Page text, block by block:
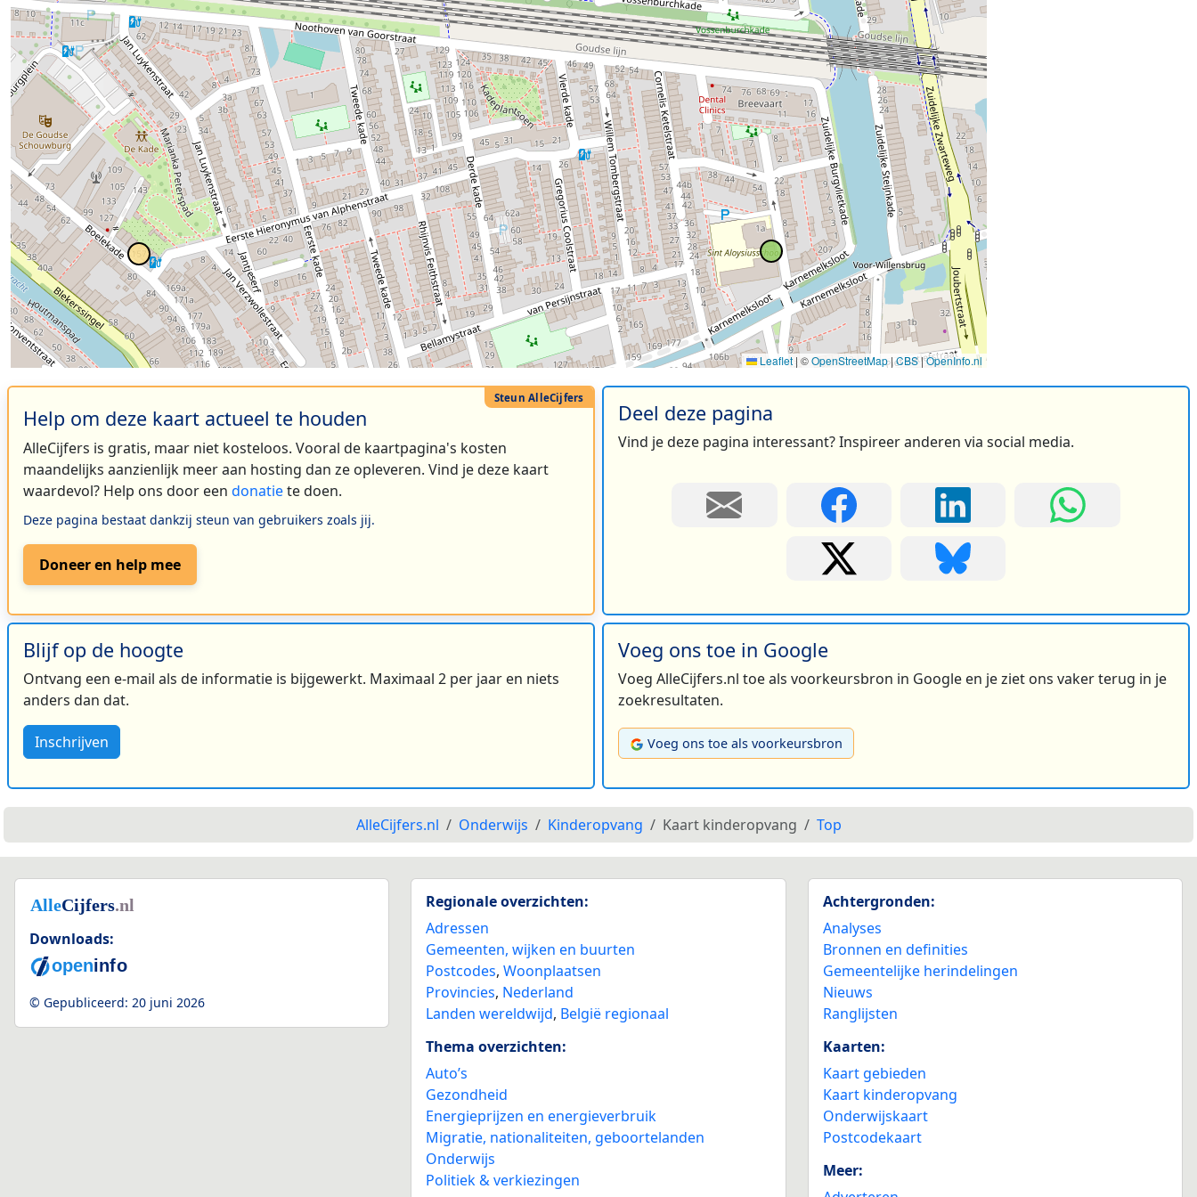
Leaflet | ©OpenStreetMap|CBS|OpenInfo.nl
Help om deze kaart actueel te houden
AlleCijfers is gratis, maar niet kosteloos. Vooral de kaartpagina's kosten
maandelijks aanzienlijk meer aan hosting dan ze opleveren. Vind je deze kaart
waardevol? Help ons door een donatiete doen.
Deze pagina bestaat dankzij steun van gebruikers zoals jij.
Doneer en help mee
Deel deze pagina
Vind je deze pagina interessant? Inspireer anderen via social media.
Blijf op de hoogte
Ontvang een e-mail als de informatie is bijgewerkt. Maximaal 2 per jaar en niets
anders dan dat.
Inschrijven
Voeg ons toe in Google
Voeg AlleCijfers.nl toe als voorkeursbron in Google en je ziet ons vaker terug in je
zoekresultaten.
Voeg ons toe als voorkeursbron
AlleCijfers.nl Onderwijs Kinderopvang Kaart kinderopvang Top
Downloads:
© Gepubliceerd: 20 juni 2026
Regionale overzichten:
Adressen
Gemeenten, wijken en buurten
Postcodes,Woonplaatsen
Provincies, Nederland
Landen wereldwijd, België regionaal
Thema overzichten:
Auto’s
Gezondheid
Energieprijzen en energieverbruik
Migratie, nationaliteiten, geboortelanden
Onderwijs
Politiek & verkiezingen
Achtergronden:
Analyses
Bronnen en definities
Gemeentelijke herindelingen
Nieuws
Ranglijsten
Kaarten:
Kaart gebieden
Kaart kinderopvang
Onderwijskaart
Postcodekaart
Meer: